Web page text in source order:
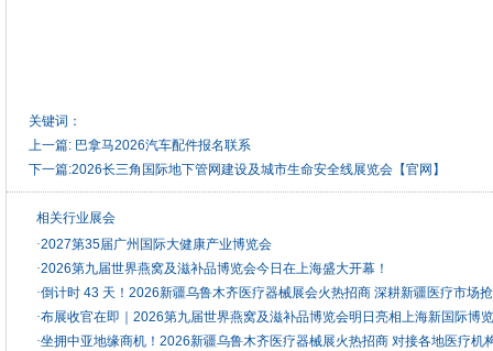
关键词：
上一篇: 巴拿马2026汽车配件报名联系
下一篇:2026长三角国际地下管网建设及城市生命安全线展览会【官网】
相关行业展会
·2027第35届广州国际大健康产业博览会
·2026第九届世界燕窝及滋补品博览会今日在上海盛大开幕！
·倒计时 43 天！2026新疆乌鲁木齐医疗器械展会火热招商 深耕新疆医疗市场
·布展收官在即｜2026第九届世界燕窝及滋补品博览会明日亮相上海新国际博
·坐拥中亚地缘商机！2026新疆乌鲁木齐医疗器械展火热招商 对接各地医疗机